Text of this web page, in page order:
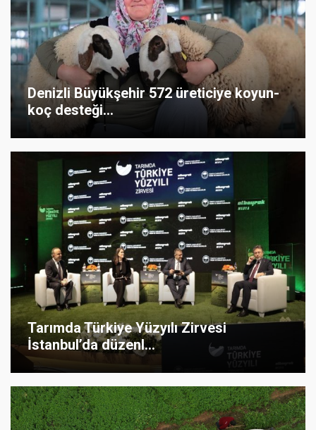
Denizli Büyükşehir 572 üreticiye koyun-
koç desteği...
Tarımda Türkiye Yüzyılı Zirvesi
İstanbul’da düzenl...